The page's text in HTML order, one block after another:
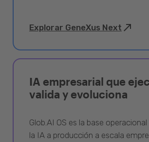
Explorar GeneXus Next
IA empresarial que
valida y evoluciona
Glob.AI OS es la base
la IA a producción a escala